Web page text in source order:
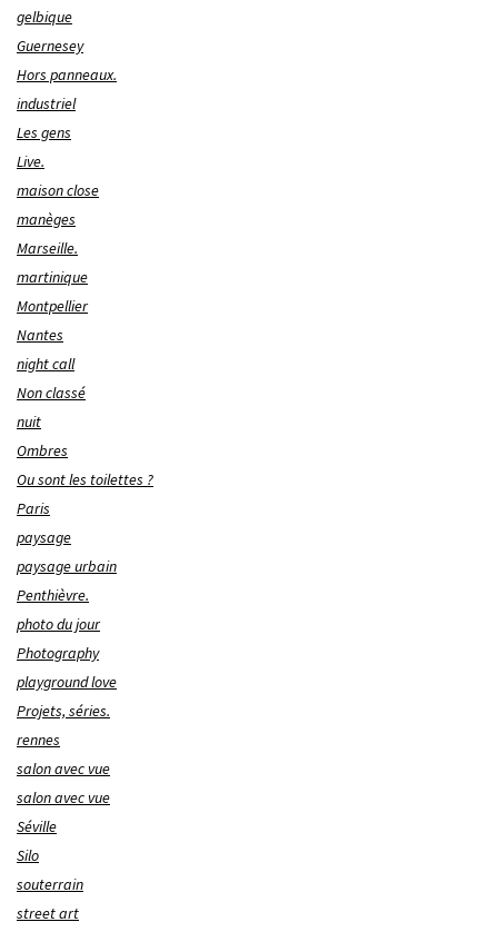
gelbique
Guernesey
Hors panneaux.
industriel
Les gens
Live.
maison close
manèges
Marseille.
martinique
Montpellier
Nantes
night call
Non classé
nuit
Ombres
Ou sont les toilettes ?
Paris
paysage
paysage urbain
Penthièvre.
photo du jour
Photography
playground love
Projets, séries.
rennes
salon avec vue
salon avec vue
Séville
Silo
souterrain
street art